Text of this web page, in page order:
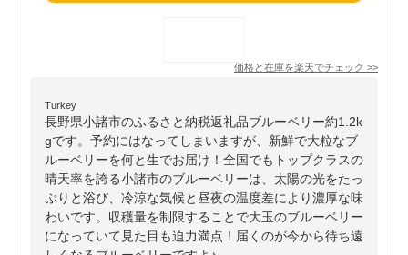
価格と在庫を楽天でチェック >>
Turkey
長野県小諸市のふるさと納税返礼品ブルーベリー約1.2k
gです。予約にはなってしまいますが、新鮮で大粒なブ
ルーベリーを何と生でお届け！全国でもトップクラスの
晴天率を誇る小諸市のブルーベリーは、太陽の光をたっ
ぷりと浴び、冷涼な気候と昼夜の温度差により濃厚な味
わいです。収穫量を制限することで大玉のブルーベリー
になっていて見た目も迫力満点！届くのが今から待ち遠